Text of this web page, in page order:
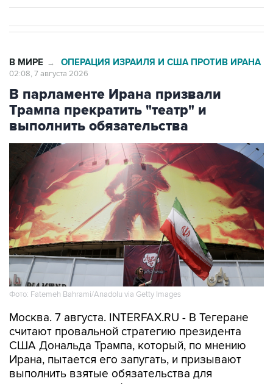
В МИРЕ → ОПЕРАЦИЯ ИЗРАИЛЯ И США ПРОТИВ ИРАНА
02:08, 7 августа 2026
В парламенте Ирана призвали
Трампа прекратить "театр" и
выполнить обязательства
Фото: Fatemeh Bahrami/Anadolu via Getty Images
Москва. 7 августа. INTERFAX.RU - В Тегеране
считают провальной стратегию президента
США Дональда Трампа, который, по мнению
Ирана, пытается его запугать, и призывают
выполнить взятые обязательства для